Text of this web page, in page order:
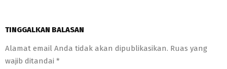
TINGGALKAN BALASAN
Alamat email Anda tidak akan dipublikasikan. Ruas yang
wajib ditandai *